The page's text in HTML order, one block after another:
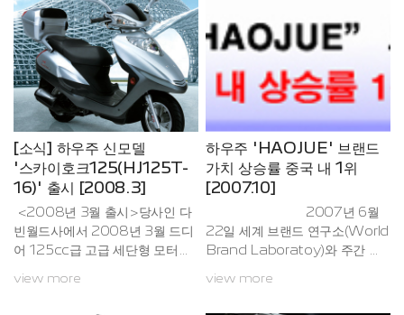
장 적합한 모터사이클이며, 이미
출시, 호황리에 판매되고 있는 고
급 세단인 스카이 호크(HJ125T-
16)의 엔진 및 실린더 상에 설치
된 CMC(Ceramic Matrix Co
mposite) 방식을 그대로 채택한
모델로서, 기존의 타 엔진 실린더
에 비해 마찰 강도를 현저히 낮추
는 기술이 도입되었습니다. 이로
인해 효율적인 연비 및 소음과
내...
카이 호크(HJ125T-16)는 엔진
및 실린더 상에 CMC(Ceramic
Matrix Composite) 방식을 새
로이 채택한 모델로서, 기존의 타
엔진 실린더에 비해 마찰 강도를
현저히 낮추는 신기술이 도입되었
습니다. 이로 인해 보다 부드러운
가속성을 느끼실 수 있으시며, 소
음과 내구성이 더욱 향상됨과 ...
[소식] 하우주 신모델
'스카이호크125(HJ125T-
16)' 출시 [2008.3]
<2008년 3월 출시>당사인 다
빈월드사에서 2008년 3월 드디
어 125cc급 고급 세단형 모터사
한국 시장에 론칭 하게 되었습니
view more
하우주 'HAOJUE' 브랜드
가치 상승률 중국 내 1위
[2007.10]
2007년 6월
22일 세계 브랜드 연구소(World
Brand Laboratoy)와 주간 세
er Weely Magazine)이 공동
view more